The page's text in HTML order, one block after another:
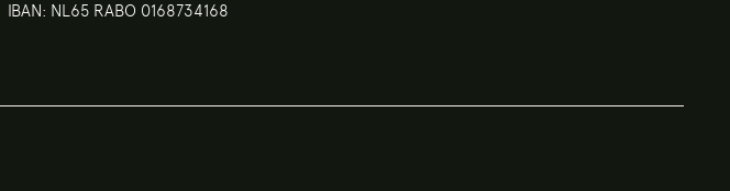
IBAN: NL65 RABO 0168734168